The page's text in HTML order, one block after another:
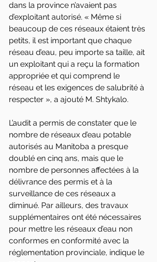
dans la province n’avaient pas
d’exploitant autorisé. « Même si
beaucoup de ces réseaux étaient très
petits, il est important que chaque
réseau d’eau, peu importe sa taille, ait
un exploitant qui a reçu la formation
appropriée et qui comprend le
réseau et les exigences de salubrité à
respecter », a ajouté M. Shtykalo.
L’audit a permis de constater que le
nombre de réseaux d’eau potable
autorisés au Manitoba a presque
doublé en cinq ans, mais que le
nombre de personnes affectées à la
délivrance des permis et à la
surveillance de ces réseaux a
diminué. Par ailleurs, des travaux
supplémentaires ont été nécessaires
pour mettre les réseaux d’eau non
conformes en conformité avec la
réglementation provinciale, indique le